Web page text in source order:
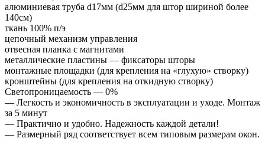
алюминиевая труба d17мм (d25мм для штор шириной более
140см)
ткань 100% п/э
цепочный механизм управления
отвесная планка с магнитами
металлические пластины — фиксаторы шторы
монтажные площадки (для крепления на «глухую» створку)
кронштейны (для крепления на откидную створку)
Светопроницаемость — 0%
— Легкость и экономичность в эксплуатации и уходе. Монтаж
за 5 минут
— Практично и удобно. Надежность каждой детали!
— Размерный ряд соответствует всем типовым размерам окон.